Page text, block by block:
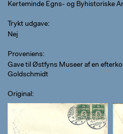
Kerteminde Egns- og Byhistoriske
Trykt udgave
Nej
Proveniens
Gave til Østfyns Museer af en
Goldschmidt
Original